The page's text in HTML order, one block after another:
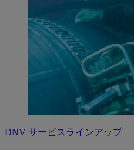
DNV サービスラインアップ